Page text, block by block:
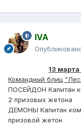
IVA
13
Командный блиц
ПОСЕЙДОН Капитан
2 призовых жетона
ДЕМОНЫ Капитан
призовой жетон